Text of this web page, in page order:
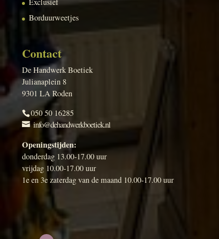
Borduurweetjes
Contact
De Handwerk Boetiek
Julianaplein 8
9301 LA Roden
050 50 16285
info@dehandwerkboetiek.nl
Openingstijden:
donderdag 13.00-17.00 uur
vrijdag 10.00-17.00 uur
1e en 3e zaterdag van de maand 10.00-17.00 uur